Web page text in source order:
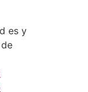
es y